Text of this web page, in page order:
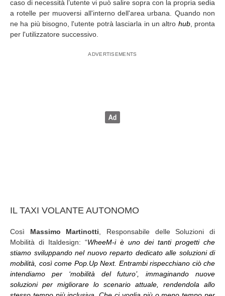
caso di necessità l’utente vi può salire sopra con la propria sedia
a rotelle per muoversi all'interno dell'area urbana. Quando non
ne ha più bisogno, l'utente potrà lasciarla in un altro hub, pronta
per l'utilizzatore successivo.
IL TAXI VOLANTE AUTONOMO
Così Massimo Martinotti , Responsabile delle Soluzioni di
Mobilità di Italdesign: “WheeM-i è uno dei tanti progetti che
stiamo sviluppando nel nuovo reparto dedicato alle soluzioni di
mobilità, così come Pop.Up Next. Entrambi rispecchiano ciò che
intendiamo per ‘mobilità del futuro’, immaginando nuove
soluzioni per migliorare lo scenario attuale, rendendola allo